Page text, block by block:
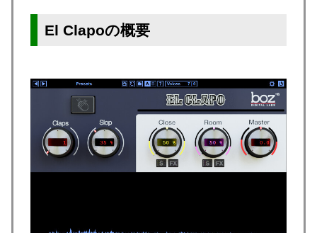
El Clapoの概要